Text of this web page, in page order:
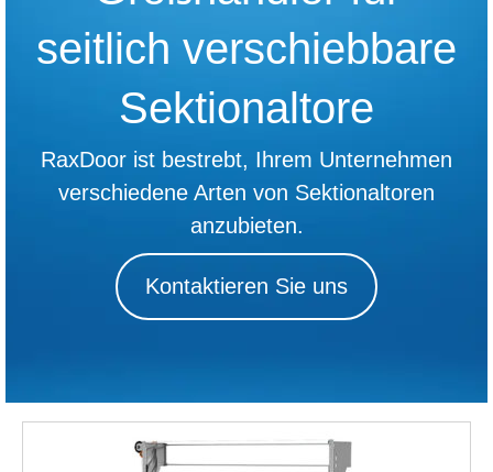
seitlich verschiebbare
Sektionaltore
RaxDoor ist bestrebt, Ihrem Unternehmen
verschiedene Arten von Sektionaltoren
anzubieten.
Kontaktieren Sie uns